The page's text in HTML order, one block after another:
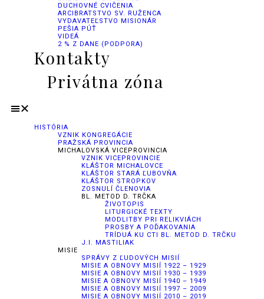
DUCHOVNÉ CVIČENIA
ARCIBRATSTVO SV. RUŽENCA
VYDAVATEĽSTVO MISIONÁR
PEŠIA PÚŤ
VIDEÁ
2 % Z DANE (PODPORA)
Kontakty
Privátna zóna
HISTÓRIA
VZNIK KONGREGÁCIE
PRAŽSKÁ PROVINCIA
MICHALOVSKÁ VICEPROVINCIA
VZNIK VICEPROVINCIE
KLÁŠTOR MICHALOVCE
KLÁŠTOR STARÁ ĽUBOVŇA
KLÁŠTOR STROPKOV
ZOSNULÍ ČLENOVIA
BL. METOD D. TRČKA
ŽIVOTOPIS
LITURGICKÉ TEXTY
MODLITBY PRI RELIKVIÁCH
PROSBY A POĎAKOVANIA
TRÍDUÁ KU CTI BL. METOD D. TRČKU
J.I. MASTILIAK
MISIE
SPRÁVY Z ĽUDOVÝCH MISIÍ
MISIE A OBNOVY MISIÍ 1922 – 1929
MISIE A OBNOVY MISIÍ 1930 – 1939
MISIE A OBNOVY MISIÍ 1940 – 1949
MISIE A OBNOVY MISIÍ 1997 – 2009
MISIE A OBNOVY MISIÍ 2010 – 2019